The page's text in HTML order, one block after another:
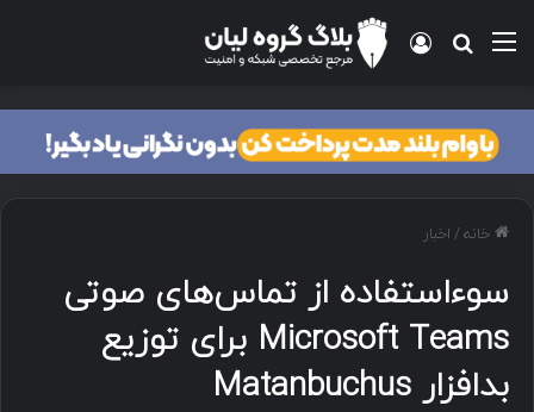
منو جستجو برای
ورود
خانه/ اخبار
سوءاستفاده از تماس‌های صوتی
Microsoft Teams برای توزیع
بدافزار Matanbuchus